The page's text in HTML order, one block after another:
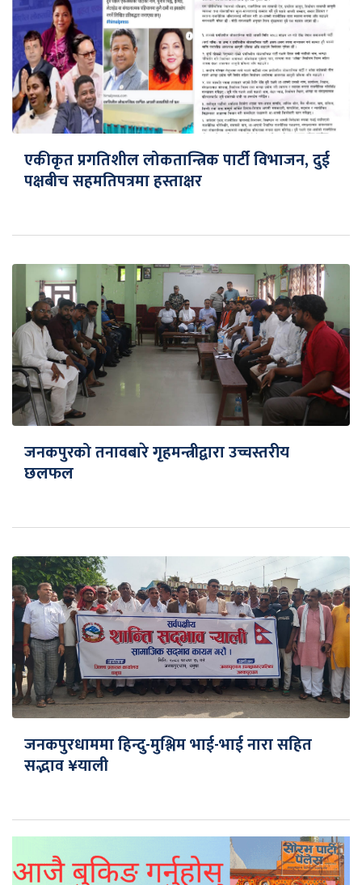
एकीकृत प्रगतिशील लोकतान्त्रिक पार्टी विभाजन, दुई
पक्षबीच सहमतिपत्रमा हस्ताक्षर
जनकपुरको तनावबारे गृहमन्त्रीद्वारा उच्चस्तरीय
छलफल
जनकपुरधाममा हिन्दु-मुश्लिम भाई-भाई नारा सहित
सद्भाव ¥याली